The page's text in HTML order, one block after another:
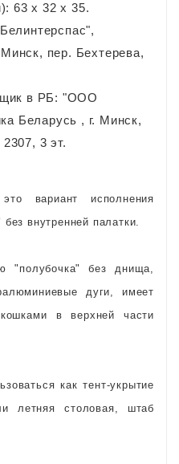
63 х 32 х 35.
пер. Бехтерева,
в РБ: "ООО
Беларусь , г. Минск,
3 эт.
вариант исполнения
внутренней палатки.
"полубочка" без днища,
дуги, имеет
в верхней части
как тент-укрытие
летняя столовая, штаб